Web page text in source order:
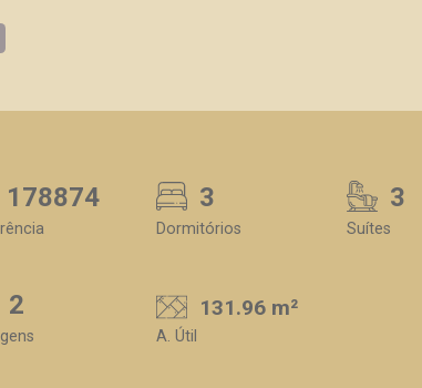
178874 3
Dormitórios
3
Suítes
2 131.96 m²
A. Útil